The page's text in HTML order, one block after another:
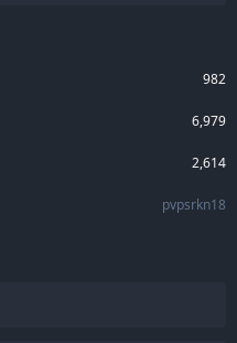
982
6,979
2,614
pvpsrkn18